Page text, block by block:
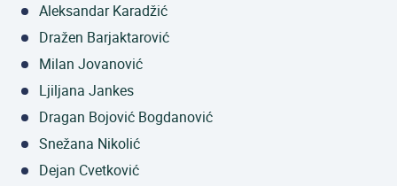
Aleksandar Karadžić
Dražen Barjaktarović
Milan Jovanović
Ljiljana Jankes
Dragan Bojović Bogdanović
Snežana Nikolić
Dejan Cvetković